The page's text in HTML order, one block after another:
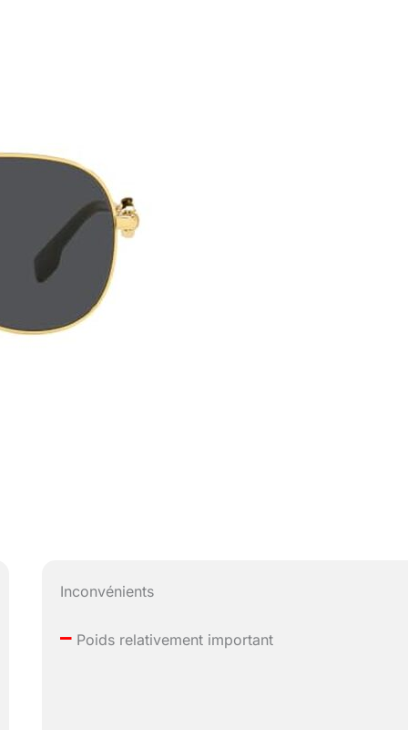
Inconvénients
– Poids relativement important